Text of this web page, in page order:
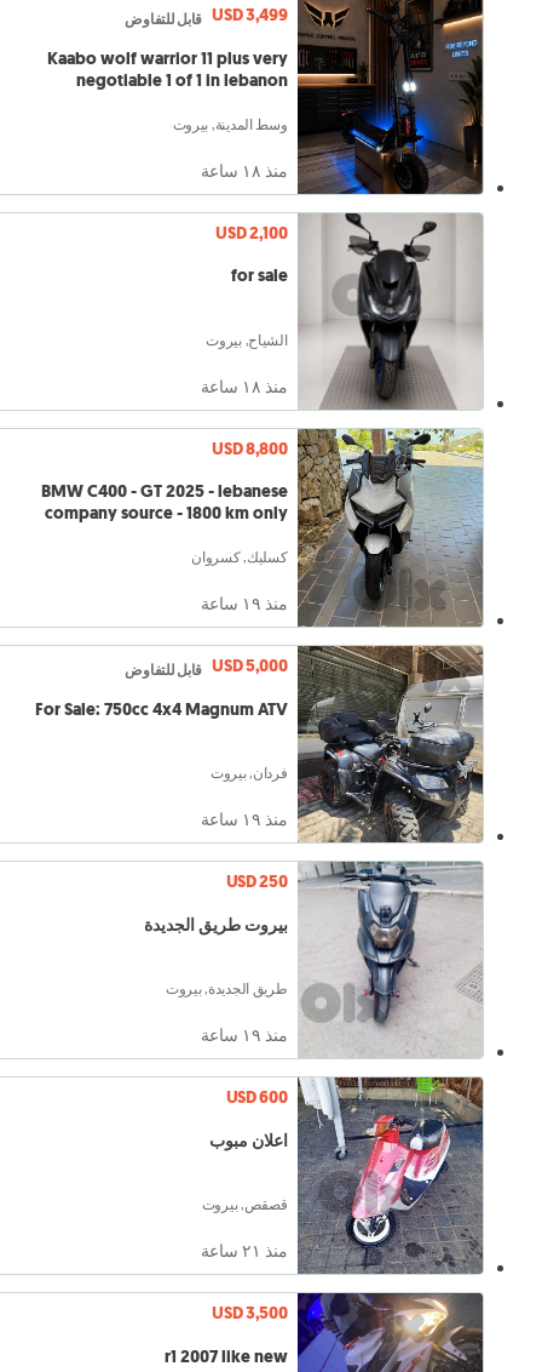
USD 3,499 قابل للتفاوض
Kaabo wolf warrior 11 plus very
negotiable 1 of 1 in lebanon
وسط المدينة, بيروت
منذ ١٨ ساعة
USD 2,100
for sale
الشياح, بيروت
منذ ١٨ ساعة
USD 8,800
BMW C400 - GT 2025 - lebanese
company source - 1800 km only
كسليك, كسروان
منذ ١٩ ساعة
USD 5,000 قابل للتفاوض
For Sale: 750cc 4x4 Magnum ATV
فردان, بيروت
منذ ١٩ ساعة
USD 250
بيروت طريق الجديدة
طريق الجديدة, بيروت
منذ ١٩ ساعة
USD 600
اعلان مبوب
قصقص, بيروت
منذ ٢١ ساعة
USD 3,500
r1 2007 like new